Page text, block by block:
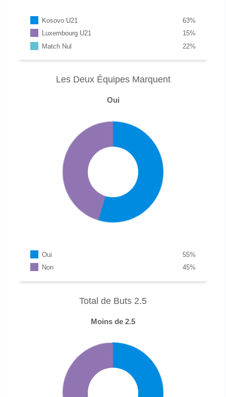
Kosovo U21 %
63
Luxembourg U21
%
15
Match Nul
%
22
Les Deux Équipes Marquent
Oui
Oui %
55
Non
%
45
Total de Buts 2.5
Moins de 2.5